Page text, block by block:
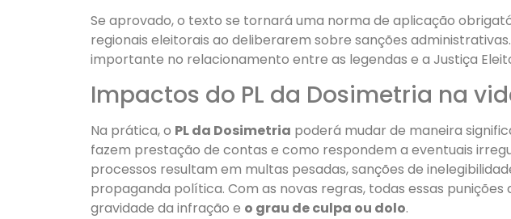
Se aprovado, o texto se tornará uma norma de aplicação
regionais eleitorais ao deliberarem sobre sanções
importante no relacionamento entre as legendas e a Justiça
Impactos do PL da Dosimetria na
Na prática, o PL da Dosimetria poderá mudar de maneira
fazem prestação de contas e como respondem a eventuais
processos resultam em multas pesadas, sanções de
propaganda política. Com as novas regras, todas essas
gravidade da infração e o grau de culpa ou dolo.